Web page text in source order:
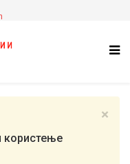
×
користење